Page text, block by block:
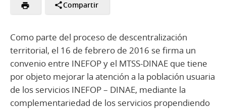
Compartir
Como parte del proceso de descentralización
territorial, el 16 de febrero de 2016 se firma un
convenio entre INEFOP y el MTSS-DINAE que tiene
por objeto mejorar la atención a la población usuaria
de los servicios INEFOP – DINAE, mediante la
complementariedad de los servicios propendiendo